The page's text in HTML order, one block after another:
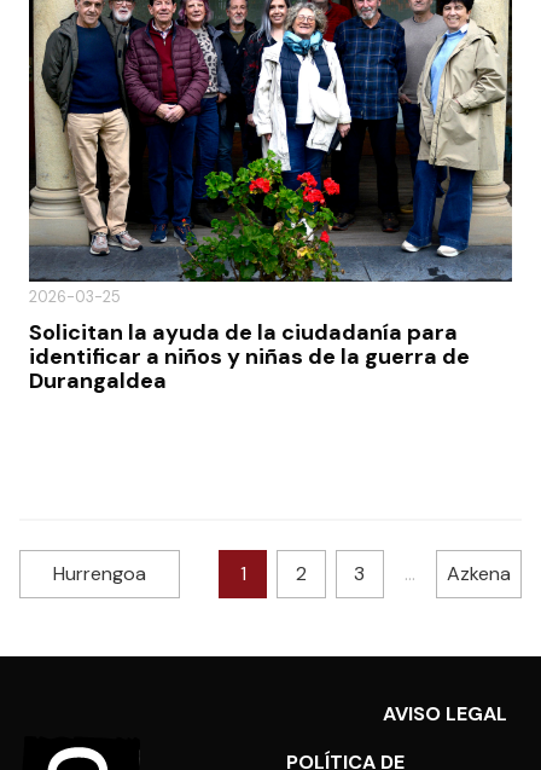
2026-03-25
Solicitan la ayuda de la ciudadanía para
identificar a niños y niñas de la guerra de
Durangaldea
Hurrengoa 1 2 3 … Azkena
AVISO LEGAL
POLÍTICA DE